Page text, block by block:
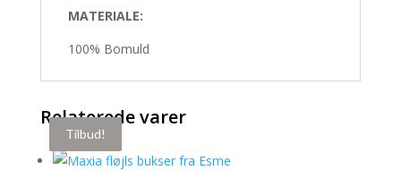
MATERIALE:
100% Bomuld
Relaterede varer
Tilbud!
Tilbud!
Tilbud!